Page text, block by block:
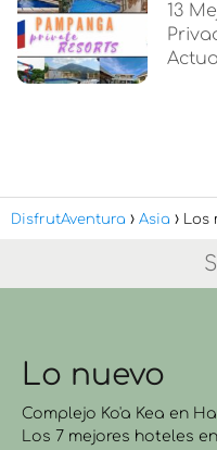
13
DisfrutAventura Asia Los
Lo nuevo
Complejo Ko'a Kea en
Los 7 mejores hoteles